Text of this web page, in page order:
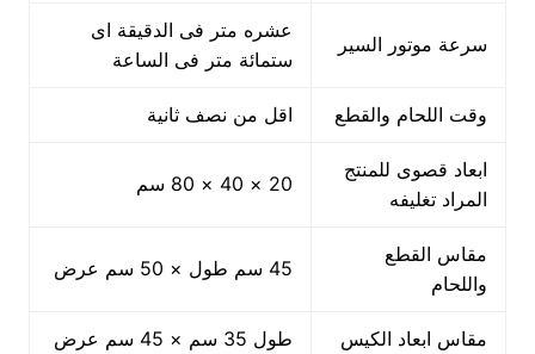
سرعة موتور السير
عشره متر فى الدقيقة اى
ستمائة متر فى الساعة
وقت اللحام والقطع اقل من نصف ثانية
ابعاد قصوى للمنتج
المراد تغليفه
20 × 40 × 80 سم
مقاس القطع
واللحام
45 سم طول × 50 سم عرض
مقاس ابعاد الكيس
طول 35 سم × 45 سم عرض